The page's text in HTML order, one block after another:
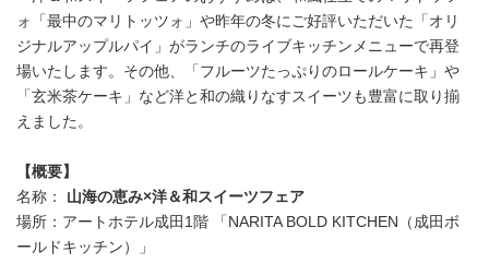
ォ「最中のマリトッツォ」や昨年の冬にご好評いただいた「オリ
ジナルアップルパイ」がランチのライブキッチンメニューで再登
場いたします。その他、「フルーツたっぷりのロールケーキ」や
「玄米茶ケーキ」など洋と和の織りなすスイーツも豊富に取り揃
えました。
【概要】
名称： 山海の恵み×洋＆和スイーツフェア
場所：アートホテル成田1階 「NARITA BOLD KITCHEN（成田ボ
ールドキッチン）」